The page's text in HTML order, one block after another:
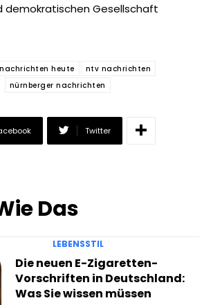
demokratischen Gesellschaft
nachrichten heute
ntv nachrichten
nürnberger nachrichten
Twitter
Das
LEBENSSTIL
Die neuen E-Zigaretten-
Vorschriften in Deutschland:
Was Sie wissen müssen